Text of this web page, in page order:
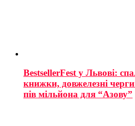
BestsellerFest у Львові:
книжки, довжелезні
пів мільйона для “Азову”